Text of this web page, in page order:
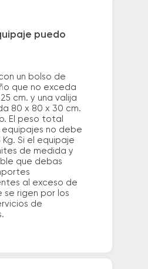
puedo
un bolso de
que no exceda
cm. y una valija
80 x 80 x 30 cm.
El peso total
no debe
Kg. Si el equipaje
de medida y
que debas
al exceso de
se rigen por los
de